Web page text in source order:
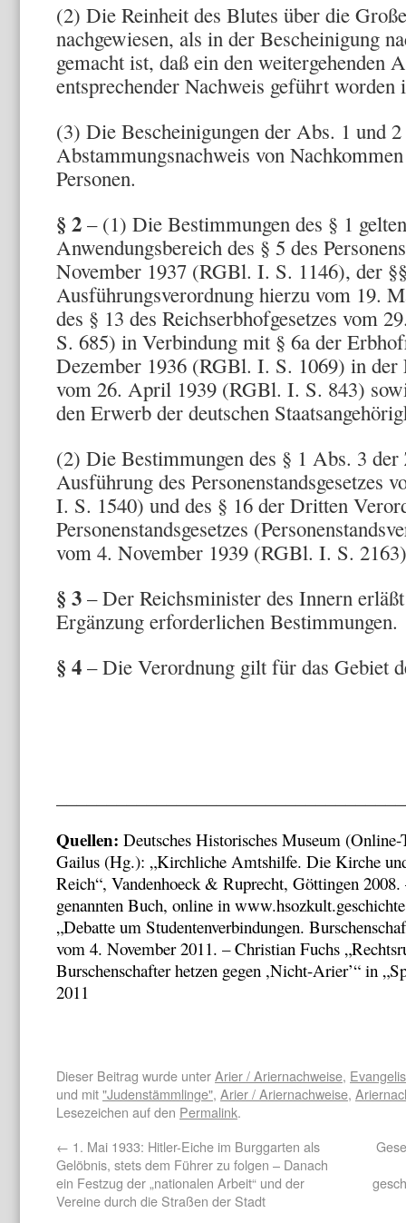
(2) Die Reinheit des Blutes über die
nachgewiesen, als in der Bescheinigung
gemacht ist, daß ein den weitergehenden
entsprechender Nachweis geführt worden
(3) Die Bescheinigungen der Abs. 1 und
Abstammungsnachweis von
Personen.
§ 2 – (1) Die Bestimmungen des § 1
Anwendungsbereich des § 5 des
November 1937 (RGBl. I. S. 1146), der
Ausführungsverordnung hierzu vom 19.
des § 13 des Reichserbhofgesetzes vom
S. 685) in Verbindung mit § 6a der
Dezember 1936 (RGBl. I. S. 1069) in der
vom 26. April 1939 (RGBl. I. S. 843)
den Erwerb der deutschen
(2) Die Bestimmungen des § 1 Abs. 3
Ausführung des Personenstandsgesetzes
I. S. 1540) und des § 16 der Dritten
Personenstandsgesetzes
vom 4. November 1939 (RGBl. I. S.
§ 3 – Der Reichsminister des Innern
Ergänzung erforderlichen Bestimmungen.
§ 4 – Die Verordnung gilt für das Gebiet
Quellen: Deutsches Historisches Museum
Gailus (Hg.): „Kirchliche Amtshilfe. Die Kirche
Reich“, Vandenhoeck & Ruprecht, Göttingen
genannten Buch, online in www.hsozkult.
„Debatte um Studentenverbindungen.
vom 4. November 2011. – Christian Fuchs
Burschenschafter hetzen gegen ,Nicht-Arier’“ in
2011
Dieser Beitrag wurde unterArier / Ariernachweise,
und mit"Judenstämmlinge", Arier / Ariernachweise,
Lesezeichen auf den Permalink.
← 1. Mai 1933: Hitler-Eiche im Burggarten als
Gelöbnis, stets dem Führer zu folgen – Danach
ein Festzug der „nationalen Arbeit“ und der
Vereine durch die Straßen der Stadt